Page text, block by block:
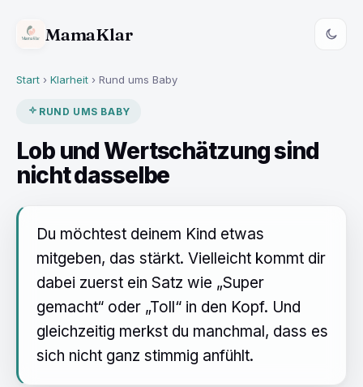
MamaKlar
Start › Klarheit › Rund ums Baby
RUND UMS BABY
Lob und Wertschätzung sind
nicht dasselbe
Du möchtest deinem Kind etwas
mitgeben, das stärkt. Vielleicht kommt dir
dabei zuerst ein Satz wie „Super
gemacht“ oder „Toll“ in den Kopf. Und
gleichzeitig merkst du manchmal, dass es
sich nicht ganz stimmig anfühlt.